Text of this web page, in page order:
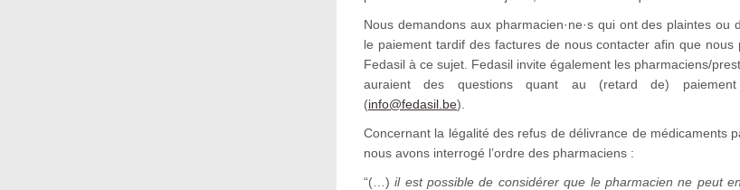
Nous demandons aux pharmacien·ne·s qui ont des plaintes ou
le paiement tardif des factures de nous contacter afin que nous
Fedasil à ce sujet. Fedasil invite également les pharmaciens/
auraient des questions quant au (retard de)
(info@fedasil.be).
Concernant la légalité des refus de délivrance de médicaments
nous avons interrogé l’ordre des pharmaciens :
“(…)il est possible de considérer que le pharmacien ne peut